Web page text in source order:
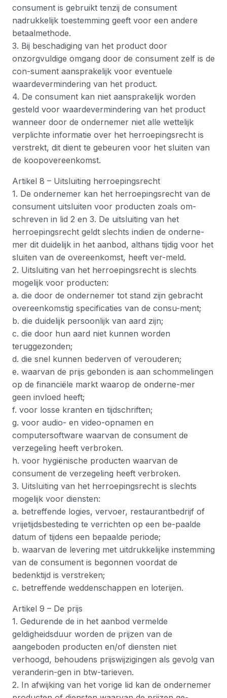
consument is gebruikt tenzij de consument
nadrukkelijk toestemming geeft voor een andere
betaalmethode.
3. Bij beschadiging van het product door
onzorgvuldige omgang door de consument zelf is de
con-sument aansprakelijk voor eventuele
waardevermindering van het product.
4. De consument kan niet aansprakelijk worden
gesteld voor waardevermindering van het product
wanneer door de ondernemer niet alle wettelijk
verplichte informatie over het herroepingsrecht is
verstrekt, dit dient te gebeuren voor het sluiten van
de koopovereenkomst.
Artikel 8 – Uitsluiting herroepingsrecht
1. De ondernemer kan het herroepingsrecht van de
consument uitsluiten voor producten zoals om-
schreven in lid 2 en 3. De uitsluiting van het
herroepingsrecht geldt slechts indien de onderne-
mer dit duidelijk in het aanbod, althans tijdig voor het
sluiten van de overeenkomst, heeft ver-meld.
2. Uitsluiting van het herroepingsrecht is slechts
mogelijk voor producten:
a. die door de ondernemer tot stand zijn gebracht
overeenkomstig specificaties van de consu-ment;
b. die duidelijk persoonlijk van aard zijn;
c. die door hun aard niet kunnen worden
teruggezonden;
d. die snel kunnen bederven of verouderen;
e. waarvan de prijs gebonden is aan schommelingen
op de financiële markt waarop de onderne-mer
geen invloed heeft;
f. voor losse kranten en tijdschriften;
g. voor audio- en video-opnamen en
computersoftware waarvan de consument de
verzegeling heeft verbroken.
h. voor hygiënische producten waarvan de
consument de verzegeling heeft verbroken.
3. Uitsluiting van het herroepingsrecht is slechts
mogelijk voor diensten:
a. betreffende logies, vervoer, restaurantbedrijf of
vrijetijdsbesteding te verrichten op een be-paalde
datum of tijdens een bepaalde periode;
b. waarvan de levering met uitdrukkelijke instemming
van de consument is begonnen voordat de
bedenktijd is verstreken;
c. betreffende weddenschappen en loterijen.
Artikel 9 – De prijs
1. Gedurende de in het aanbod vermelde
geldigheidsduur worden de prijzen van de
aangeboden producten en/of diensten niet
verhoogd, behoudens prijswijzigingen als gevolg van
veranderin-gen in btw-tarieven.
2. In afwijking van het vorige lid kan de ondernemer